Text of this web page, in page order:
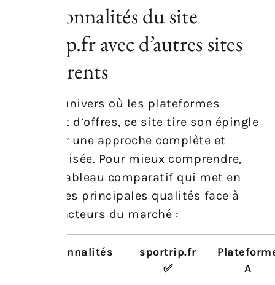
Fonctionnalités du site
sportrip.fr avec d’autres sites
concurrents
Dans un univers où les plateformes
débordent d’offres, ce site tire son épingle
du jeu par une approche complète et
personnalisée. Pour mieux comprendre,
voici un tableau comparatif qui met en
lumière ses principales qualités face à
d’autres acteurs du marché :
Fonctionnalités
sportrip.fr
✅
A